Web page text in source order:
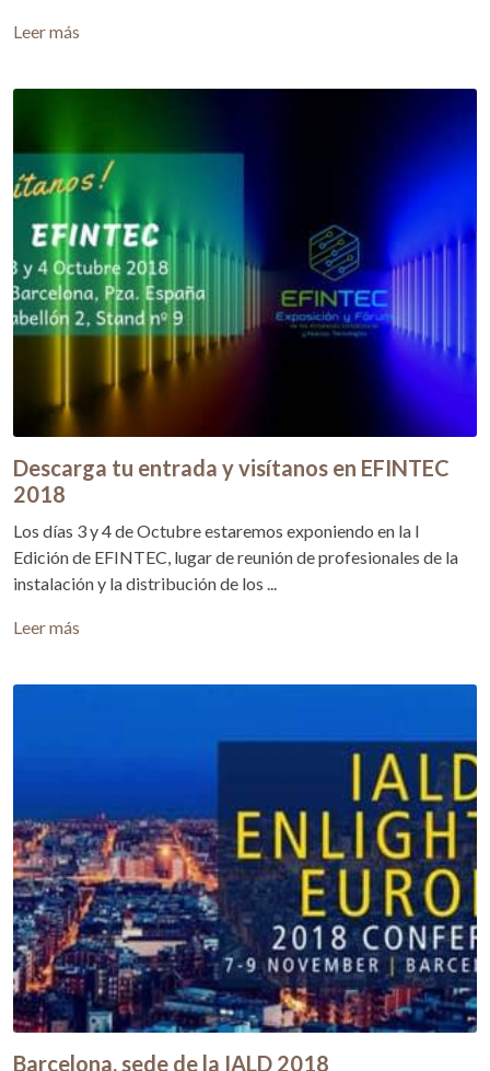
Leer más
Descarga tu entrada y visítanos en EFINTEC
2018
Los días 3 y 4 de Octubre estaremos exponiendo en la I
Edición de EFINTEC, lugar de reunión de profesionales de la
instalación y la distribución de los ...
Leer más
Barcelona, sede de la IALD 2018